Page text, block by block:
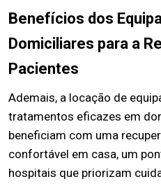
Benefícios dos
Domiciliares para a
Pacientes
Ademais, a locação de
tratamentos eficazes em
beneficiam com uma
confortável em casa, um
hospitais que priorizam